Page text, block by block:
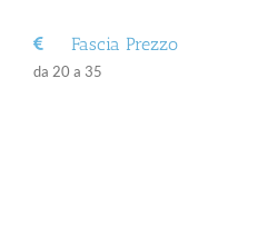
Fascia Prezzo
da 20 a 35